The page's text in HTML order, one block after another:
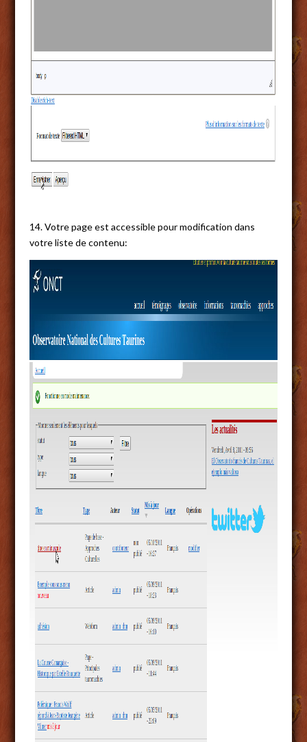
14. Votre page est accessible pour modification dans
votre liste de contenu: